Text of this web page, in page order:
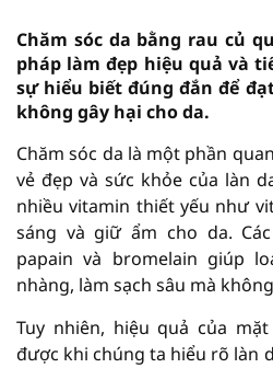
Chăm sóc da bằng rau củ
pháp làm đẹp hiệu quả và
sự hiểu biết đúng đắn để
không gây hại cho da.
Chăm sóc da là một phần
vẻ đẹp và sức khỏe của làn
nhiều vitamin thiết yếu như
sáng và giữ ẩm cho da.
papain và bromelain giúp
nhàng, làm sạch sâu mà
Tuy nhiên, hiệu quả của
được khi chúng ta hiểu rõ làn